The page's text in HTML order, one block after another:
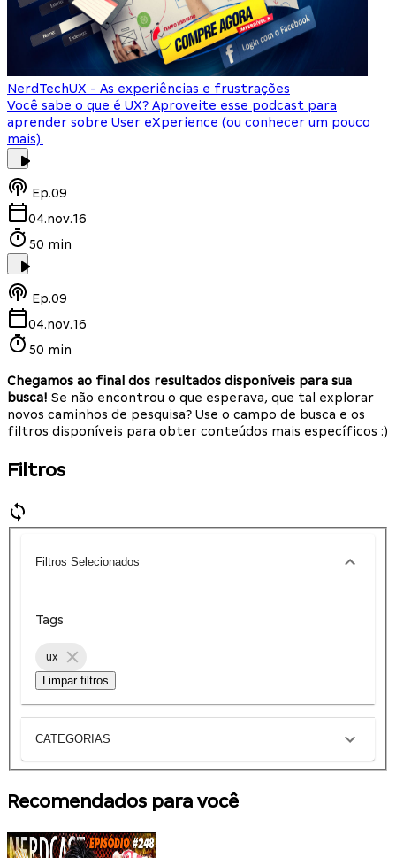
NerdTechUX - As experiências e frustrações
Você sabe o que é UX? Aproveite esse podcast para
aprender sobre User eXperience (ou conhecer um pouco
mais).
Ep.09
04.nov.16
50 min
Ep.09
04.nov.16
50 min
Chegamos ao final dos resultados disponíveis para sua
busca! Se não encontrou o que esperava, que tal explorar
novos caminhos de pesquisa? Use o campo de busca e os
filtros disponíveis para obter conteúdos mais específicos :)
Filtros
Filtros Selecionados
Tags
ux
Limpar filtros
CATEGORIAS
Recomendados para você